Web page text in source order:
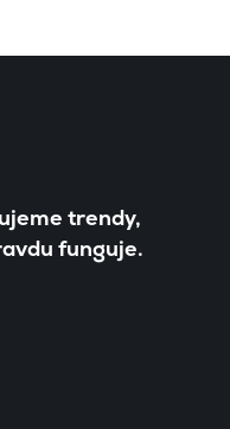
trendy,
funguje.